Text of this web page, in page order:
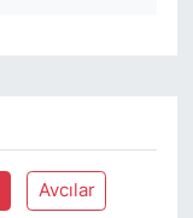
Avcılar